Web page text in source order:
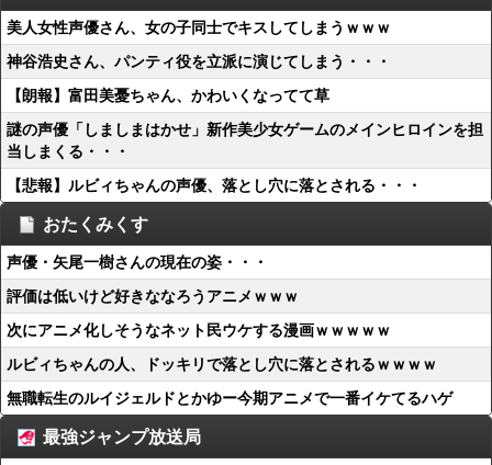
美人女性声優さん、女の子同士でキスしてしまうｗｗｗ
神谷浩史さん、パンティ役を立派に演じてしまう・・・
【朗報】富田美憂ちゃん、かわいくなってて草
謎の声優「しましまはかせ」新作美少女ゲームのメインヒロインを担
当しまくる・・・
【悲報】ルビィちゃんの声優、落とし穴に落とされる・・・
おたくみくす
声優・矢尾一樹さんの現在の姿・・・
評価は低いけど好きななろうアニメｗｗｗ
次にアニメ化しそうなネット民ウケする漫画ｗｗｗｗｗ
ルビィちゃんの人、ドッキリで落とし穴に落とされるｗｗｗｗ
無職転生のルイジェルドとかゆー今期アニメで一番イケてるハゲ
最強ジャンプ放送局